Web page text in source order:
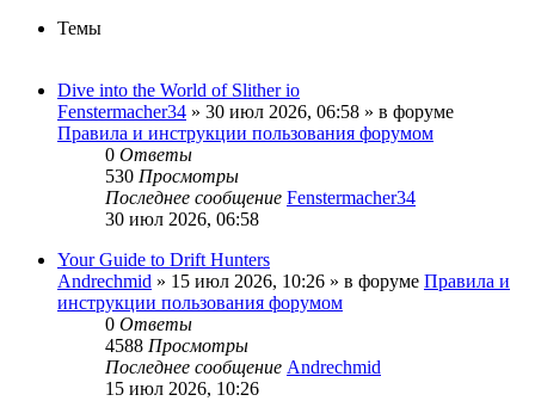
Темы
Dive into the World of Slither io
Fenstermacher34 » 30 июл 2026, 06:58 » в форуме
Правила и инструкции пользования форумом
0 Ответы
530 Просмотры
Последнее сообщение Fenstermacher34
30 июл 2026, 06:58
Your Guide to Drift Hunters
Andrechmid » 15 июл 2026, 10:26 » в форуме Правила и
инструкции пользования форумом
0 Ответы
4588 Просмотры
Последнее сообщение Andrechmid
15 июл 2026, 10:26